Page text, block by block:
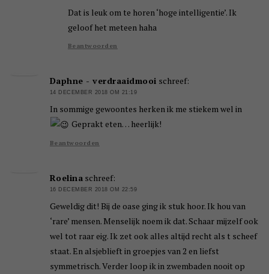
Dat is leuk om te horen ‘hoge intelligentie’. Ik
geloof het meteen haha
Beantwoorden
Daphne - verdraaidmooi schreef:
14 DECEMBER 2018 OM 21:19
In sommige gewoontes herken ik me stiekem wel in
Geprakt eten… heerlijk!
Beantwoorden
Roelina schreef:
16 DECEMBER 2018 OM 22:59
Geweldig dit! Bij de oase ging ik stuk hoor. Ik hou van
‘rare’ mensen. Menselijk noem ik dat. Schaar mijzelf ook
wel tot raar eig. Ik zet ook alles altijd recht als t scheef
staat. En alsjeblieft in groepjes van 2 en liefst
symmetrisch. Verder loop ik in zwembaden nooit op